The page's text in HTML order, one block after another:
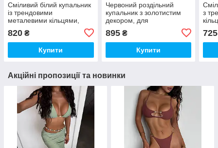
Сміливий білий купальник
із трендовими
металевими кільцями,
820 ₴
Купити
Червоний роздільний
купальник з золотистим
декором, для
895₴
Купити
з
725
Акційні пропозиції та новинки